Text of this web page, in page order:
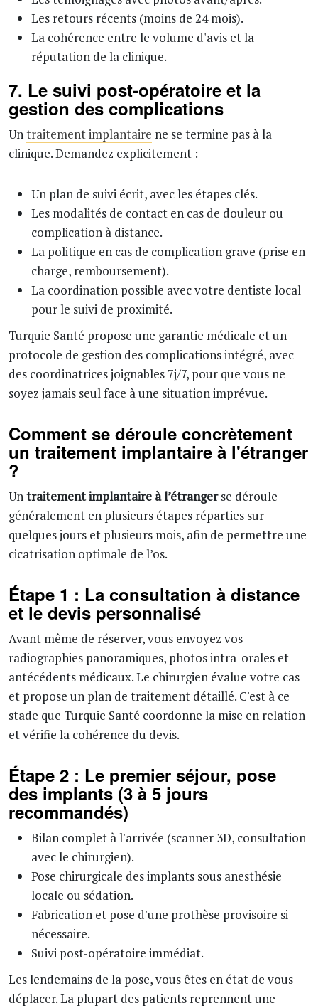
Les retours récents (moins de 24 mois).
La cohérence entre le volume d'avis et la
réputation de la clinique.
7. Le suivi post-opératoire et la
gestion des complications
Untraitement implantaire ne se termine pas à la
clinique. Demandez explicitement :
Un plan de suivi écrit, avec les étapes clés.
Les modalités de contact en cas de douleur ou
complication à distance.
La politique en cas de complication grave (prise en
charge, remboursement).
La coordination possible avec votre dentiste local
pour le suivi de proximité.
Turquie Santé propose une garantie médicale et un
protocole de gestion des complications intégré, avec
des coordinatrices joignables 7j/7, pour que vous ne
soyez jamais seul face à une situation imprévue.
Comment se déroule concrètement
un traitement implantaire à l'étranger
?
Untraitement implantaire à l’étrangerse déroule
généralement en plusieurs étapes réparties sur
quelques jours et plusieurs mois, afin de permettre une
cicatrisation optimale de l’os.
Étape 1 : La consultation à distance
et le devis personnalisé
Avant même de réserver, vous envoyez vos
radiographies panoramiques, photos intra-orales et
antécédents médicaux. Le chirurgien évalue votre cas
et propose un plan de traitement détaillé. C'est à ce
stade que Turquie Santé coordonne la mise en relation
et vérifie la cohérence du devis.
Étape 2 : Le premier séjour, pose
des implants (3 à 5 jours
recommandés)
Bilan complet à l'arrivée (scanner 3D, consultation
avec le chirurgien).
Pose chirurgicale des implants sous anesthésie
locale ou sédation.
Fabrication et pose d'une prothèse provisoire si
nécessaire.
Suivi post-opératoire immédiat.
Les lendemains de la pose, vous êtes en état de vous
déplacer. La plupart des patients reprennent une